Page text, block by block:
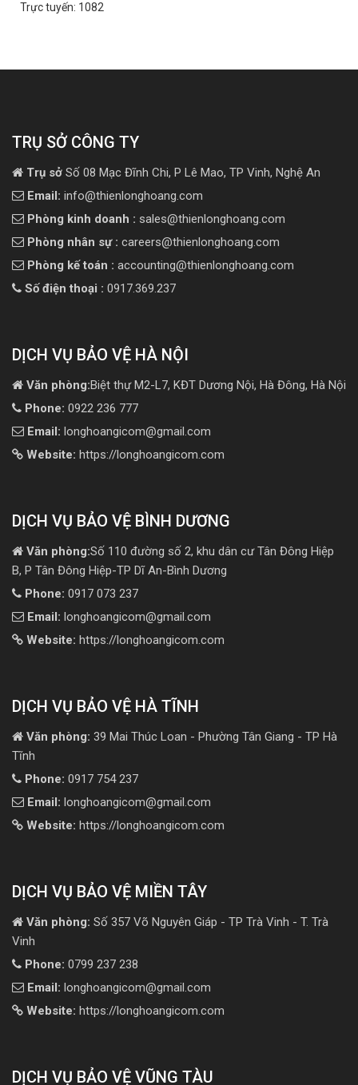
Trực tuyến: 1082
TRỤ SỞ CÔNG TY
Trụ sở Số 08 Mạc Đĩnh Chi, P Lê Mao, TP Vinh, Nghệ An
Email: info@thienlonghoang.com
Phòng kinh doanh : sales@thienlonghoang.com
Phòng nhân sự : careers@thienlonghoang.com
Phòng kế toán : accounting@thienlonghoang.com
Số điện thoại : 0917.369.237
DỊCH VỤ BẢO VỆ HÀ NỘI
Văn phòng:Biệt thự M2-L7, KĐT Dương Nội, Hà Đông, Hà Nội
Phone: 0922 236 777
Email: longhoangicom@gmail.com
Website: https://longhoangicom.com
DỊCH VỤ BẢO VỆ BÌNH DƯƠNG
Văn phòng:Số 110 đường số 2, khu dân cư Tân Đông Hiệp
B, P Tân Đông Hiệp-TP Dĩ An-Bình Dương
Phone: 0917 073 237
Email: longhoangicom@gmail.com
Website: https://longhoangicom.com
DỊCH VỤ BẢO VỆ HÀ TĨNH
Văn phòng: 39 Mai Thúc Loan - Phường Tân Giang - TP Hà
Tĩnh
Phone: 0917 754 237
Email: longhoangicom@gmail.com
Website: https://longhoangicom.com
DỊCH VỤ BẢO VỆ MIỀN TÂY
Văn phòng: Số 357 Võ Nguyên Giáp - TP Trà Vinh - T. Trà
Vinh
Phone: 0799 237 238
Email: longhoangicom@gmail.com
Website: https://longhoangicom.com
DỊCH VỤ BẢO VỆ VŨNG TÀU